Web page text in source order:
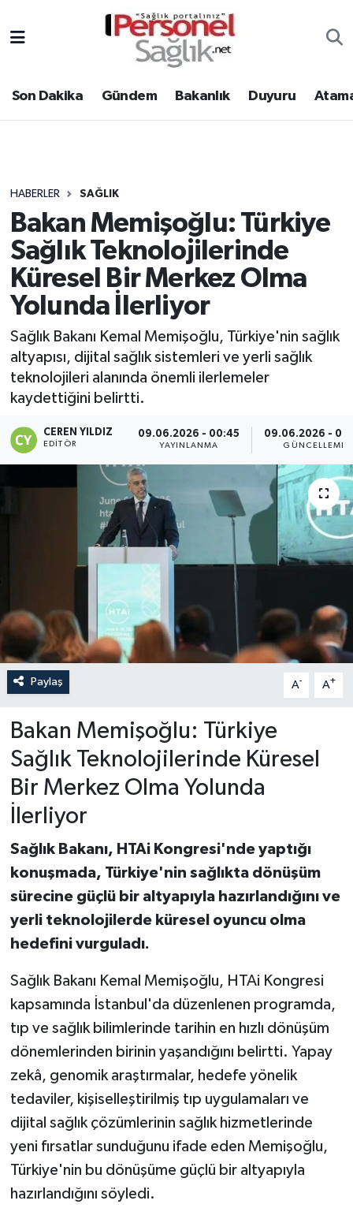
Son Dakika Gündem Bakanlık Duyuru
HABERLER SAĞLIK
Bakan Memişoğlu: Türkiye
Sağlık Teknolojilerinde
Küresel Bir Merkez Olma
Yolunda İlerliyor
Sağlık Bakanı Kemal Memişoğlu, Türkiye'nin sağlık
altyapısı, dijital sağlık sistemleri ve yerli sağlık
teknolojileri alanında önemli ilerlemeler
kaydettiğini belirtti.
CEREN YILDIZ
EDITÖR
09.06.2026 - 00:45
YAYINLANMA
09.06.2026 -
GÜNCELLEME
Paylaş A- A+
Bakan Memişoğlu: Türkiye
Sağlık Teknolojilerinde Küresel
Bir Merkez Olma Yolunda
İlerliyor
Sağlık Bakanı, HTAi Kongresi'nde yaptığı
konuşmada, Türkiye'nin sağlıkta dönüşüm
sürecine güçlü bir altyapıyla hazırlandığını ve
yerli teknolojilerde küresel oyuncu olma
hedefini vurguladı.
Sağlık Bakanı Kemal Memişoğlu, HTAi Kongresi
kapsamında İstanbul'da düzenlenen programda,
tıp ve sağlık bilimlerinde tarihin en hızlı dönüşüm
dönemlerinden birinin yaşandığını belirtti. Yapay
zekâ, genomik araştırmalar, hedefe yönelik
tedaviler, kişiselleştirilmiş tıp uygulamaları ve
dijital sağlık çözümlerinin sağlık hizmetlerinde
yeni fırsatlar sunduğunu ifade eden Memişoğlu,
Türkiye'nin bu dönüşüme güçlü bir altyapıyla
hazırlandığını söyledi.
Gündem
Atamalar
Mevzuat
Sendika
Kpss - Sınav
Nöbetçi Eczaneler
Hava Durumu
Tüm Manşetler
Son Dakika Haberleri
Haber Arşivi